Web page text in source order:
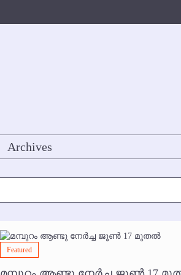
Archives
Featured